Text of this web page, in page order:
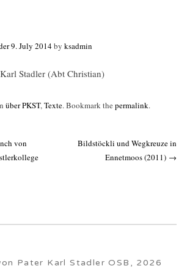
9. July 2014by ksadmin
Stadler (Abt Christian)
über PKST, Texte. Bookmark the permalink.
von
Bildstöckli und Wegkreuze in
Ennetmoos (2011) →
Pater Karl Stadler OSB, 2026